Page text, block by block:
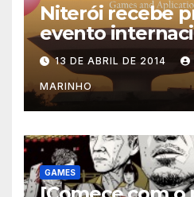
Niterói recebe
evento
mescla saúde e
13 DE ABRIL DE 2014
MARINHO
GAMES